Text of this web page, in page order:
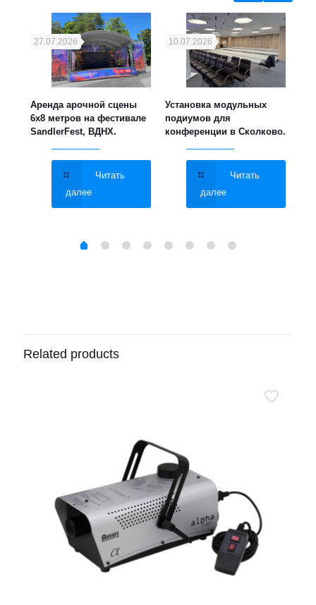
27.07.2026
Аренда арочной сцены
6х8 метров на фестивале
SandlerFest, ВДНХ.
Читать
далее
10.07.2026
Установка модульных
подиумов для
конференции в Сколково.
Читать
далее
Related products